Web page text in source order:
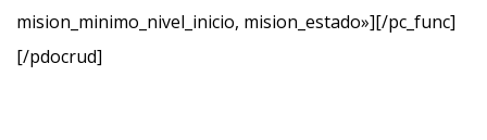
mision_minimo_nivel_inicio, mision_estado»][/pc_func]
[/pdocrud]